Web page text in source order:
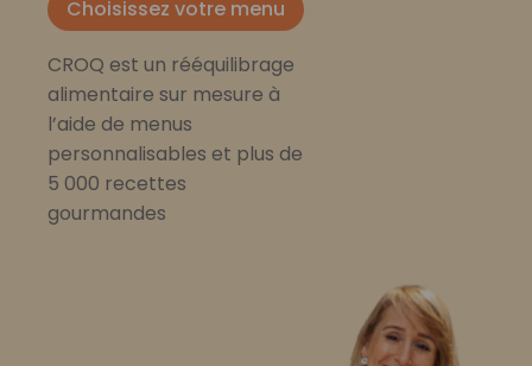
Choisissez votre menu
CROQ est un rééquilibrage
alimentaire sur mesure à
l’aide de menus
personnalisables et plus de
5 000 recettes
gourmandes